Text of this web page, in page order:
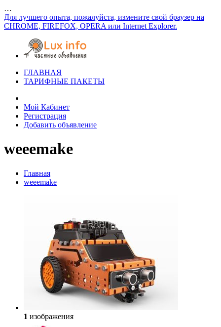
…
Для лучшего опыта, пожалуйста, измените свой браузер на
CHROME, FIREFOX, OPERA или Internet Explorer.
ГЛАВНАЯ
ТАРИФНЫЕ ПАКЕТЫ
Мой Кабинет
Регистрация
Добавить объявление
weeemake
Главная
weeemake
1 изображения